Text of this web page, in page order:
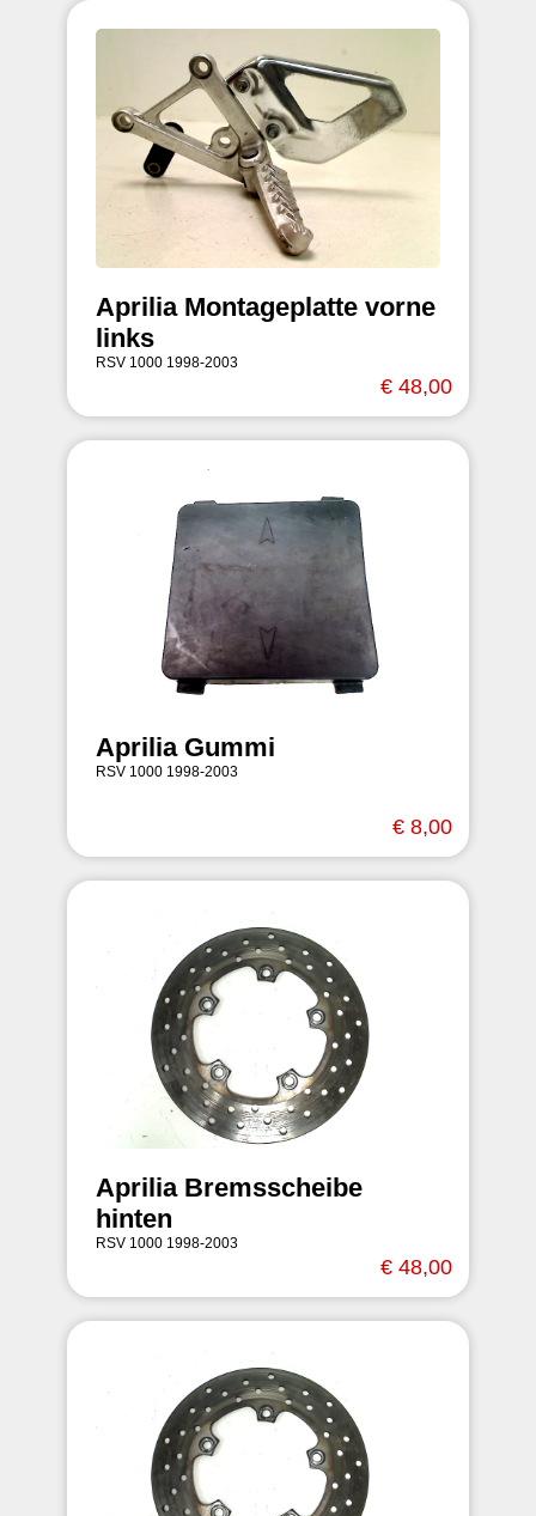
Aprilia Montageplatte vorne
links
RSV 1000 1998-2003
€ 48,00
Aprilia Gummi
RSV 1000 1998-2003
€ 8,00
Aprilia Bremsscheibe
hinten
RSV 1000 1998-2003
€ 48,00